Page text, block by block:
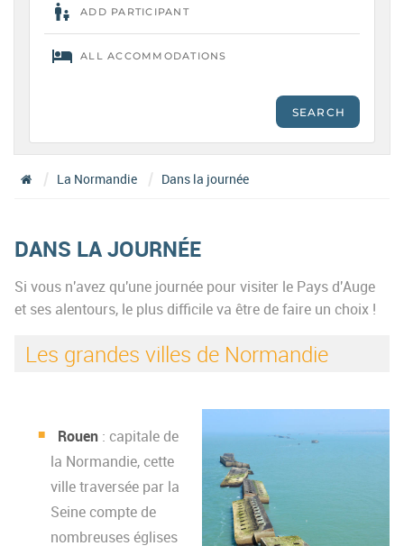
La Normandie Dans la journée
DANS LA JOURNÉE
Si vous n'avez qu'une journée pour visiter le Pays d'Auge
et ses alentours, le plus difficile va être de faire un choix !
Les grandes villes de Normandie
Rouen : capitale de
la Normandie, cette
ville traversée par la
Seine compte de
nombreuses églises